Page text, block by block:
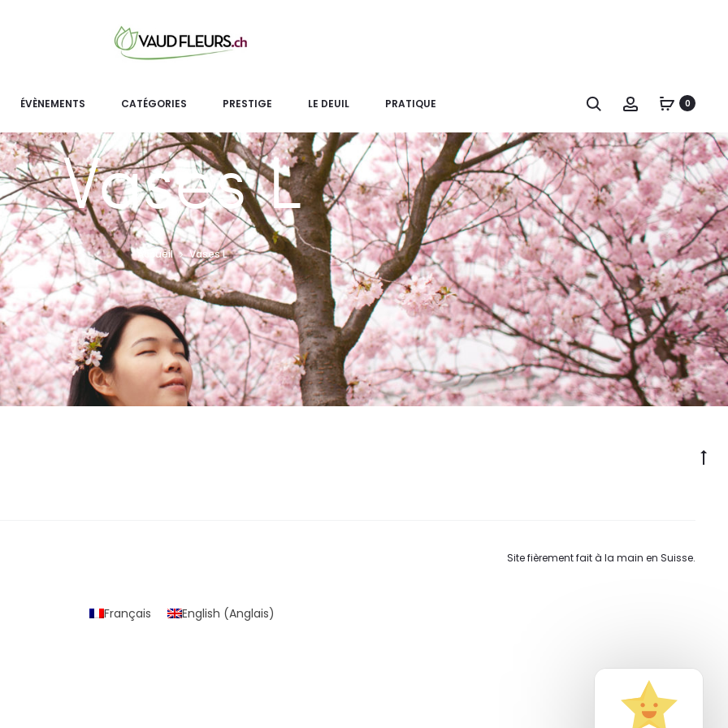
ÉVÈNEMENTS CATÉGORIES PRESTIGE LE DEUIL PRATIQUE RechercheAccount0
Vases L
Accueil Vases L
Site fièrement fait à la main en Suisse.
Français English (Anglais)